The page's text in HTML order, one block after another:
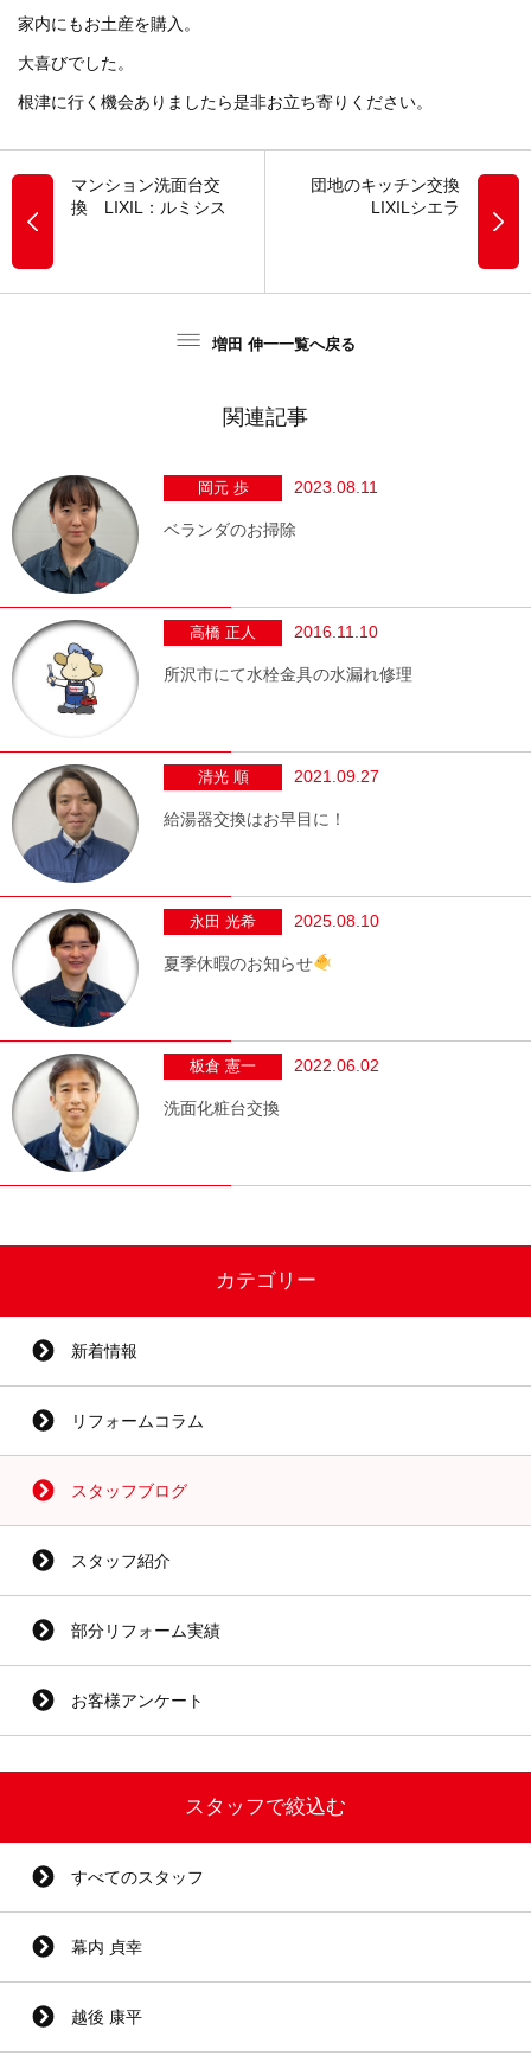
家内にもお土産を購入。
大喜びでした。
根津に行く機会ありましたら是非お立ち寄りください。
マンション洗面台交
換 LIXIL：ルミシス
団地のキッチン交換
LIXILシエラ
増田 伸一一覧へ戻る
関連記事
岡元 歩 2023.08.11
ベランダのお掃除
高橋 正人 2016.11.10
所沢市にて水栓金具の水漏れ修理
清光 順 2021.09.27
給湯器交換はお早目に！
永田 光希 2025.08.10
夏季休暇のお知らせ
板倉 憲一 2022.06.02
洗面化粧台交換
カテゴリー
新着情報
リフォームコラム
スタッフブログ
スタッフ紹介
部分リフォーム実績
お客様アンケート
スタッフで絞込む
すべてのスタッフ
幕内 貞幸
越後 康平